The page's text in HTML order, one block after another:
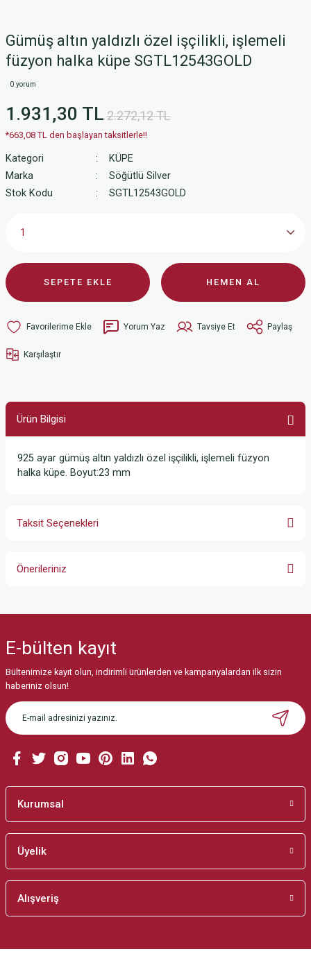
Gümüş altın yaldızlı özel işçilikli, işlemeli
füzyon halka küpe SGTL12543GOLD
0 yorum
1.931,30 TL 2.272,12 TL
*663,08 TL den başlayan taksitlerle!!
Kategori
KÜPE
Marka
Söğütlü Silver
Stok Kodu
SGTL12543GOLD
SEPETE EKLE HEMEN AL
Yorum Yaz Tavsiye Et Paylaş
Karşılaştır
Ürün Bilgisi
925 ayar gümüş altın yaldızlı özel işçilikli, işlemeli füzyon
halka küpe. Boyut:23 mm
Taksit Seçenekleri
Önerileriniz
Görüş ve önerileriniz için teşekkür ederiz.
Ürün resmi kalitesiz, bozuk veya görüntülenemiyor.
Ürün açıklamasında eksik bilgiler bulunuyor.
Ürün bilgilerinde hatalar bulunuyor.
Bu ürüne benzer farklı alternatifler olmalı.
E-bülten kayıt
Bültenimize kayıt olun, indirimli ürünlerden ve kampanyalardan ilk sizin
haberiniz olsun!
Kurumsal
Üyelik
Alışveriş